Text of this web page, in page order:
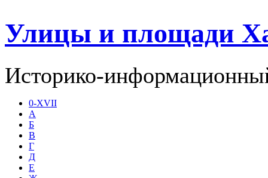
Улицы и площади
Историко-
0-XVII
А
Б
В
Г
Д
Е